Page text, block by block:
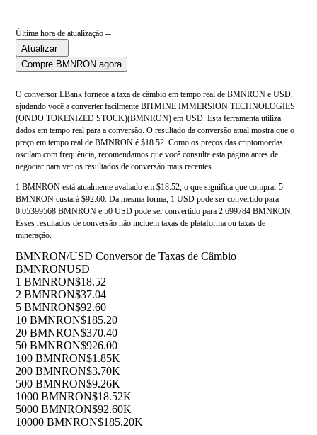
Última hora de atualização --
Atualizar
Compre BMNRON agora
O conversor LBank fornece a taxa de câmbio em tempo real de BMNRON e USD,
ajudando você a converter facilmente BITMINE IMMERSION TECHNOLOGIES
(ONDO TOKENIZED STOCK)(BMNRON) em USD. Esta ferramenta utiliza
dados em tempo real para a conversão. O resultado da conversão atual mostra que o
preço em tempo real de BMNRON é $18.52. Como os preços das criptomoedas
oscilam com frequência, recomendamos que você consulte esta página antes de
negociar para ver os resultados de conversão mais recentes.
1 BMNRON está atualmente avaliado em $18.52, o que significa que comprar 5
BMNRON custará $92.60. Da mesma forma, 1 USD pode ser convertido para
0.05399568 BMNRON e 50 USD pode ser convertido para 2.699784 BMNRON.
Esses resultados de conversão não incluem taxas de plataforma ou taxas de
mineração.
BMNRON/USD Conversor de Taxas de Câmbio
BMNRONUSD
1 BMNRON$18.52
2 BMNRON$37.04
5 BMNRON$92.60
10 BMNRON$185.20
20 BMNRON$370.40
50 BMNRON$926.00
100 BMNRON$1.85K
200 BMNRON$3.70K
500 BMNRON$9.26K
1000 BMNRON$18.52K
5000 BMNRON$92.60K
10000 BMNRON$185.20K